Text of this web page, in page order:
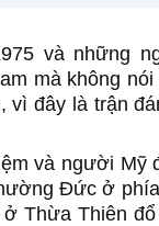
và những
mà không
đây là trận
và người Mỹ
Đức ở
Thừa Thiên